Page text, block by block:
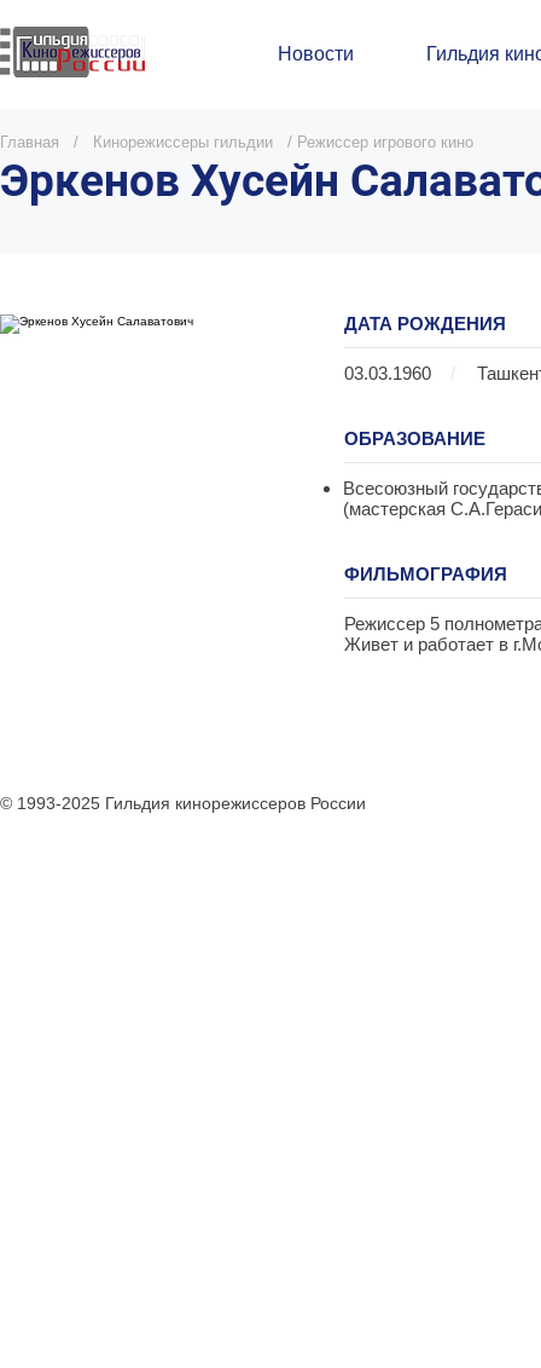
Новости Гильдия
Главная / Кинорежиссеры гильдии / Режиссер игрового кино
Эркенов Хусейн
ДАТА РОЖДЕНИЯ
03.03.1960 /
ОБРАЗОВАНИЕ
Всесоюзный
(мастерская
ФИЛЬМОГРАФИЯ
Режиссер 5
Живет и работает в
© 1993-2025 Гильдия кинорежиссеров России